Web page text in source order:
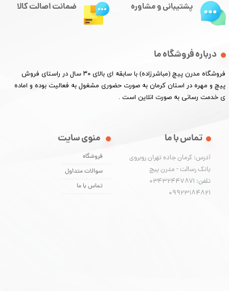
درباره فروشگاه ما
​فروشگاه مدرن پیچ (مباشرزاده) با سابقه ای بالای ۳۰ سال در راستای فروش
پیچ و مهره در استان کرمان به صورت حضوری مشغول به فعالیت بوده و اماده
ی خدمت رسانی به صورت انلاین است .
منوی سایت
فروشگاه
سوالات متداول
تماس با ما
تماس با ما
آدرس: کرمان جاده تهران روبروی
بانک رسالت - مدرن پیچ
تلفن: ۰۳۴۳۲۴۴۷۸۷۱
​​​​​​​09923184821
پشتیبانی و مشاوره ضمانت اصالت کالا